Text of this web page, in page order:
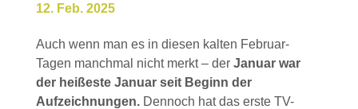
12. Feb. 2025
Auch wenn man es in diesen kalten Februar-
Tagen manchmal nicht merkt – derJanuar war
der heißeste Januar seit Beginn der
Aufzeichnungen.Dennoch hat das erste TV-